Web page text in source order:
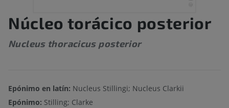
Núcleo torácico posterior
Nucleus thoracicus posterior
Epónimo en latín: Nucleus Stillingi; Nucleus Clarkii
Epónimo: Stilling; Clarke